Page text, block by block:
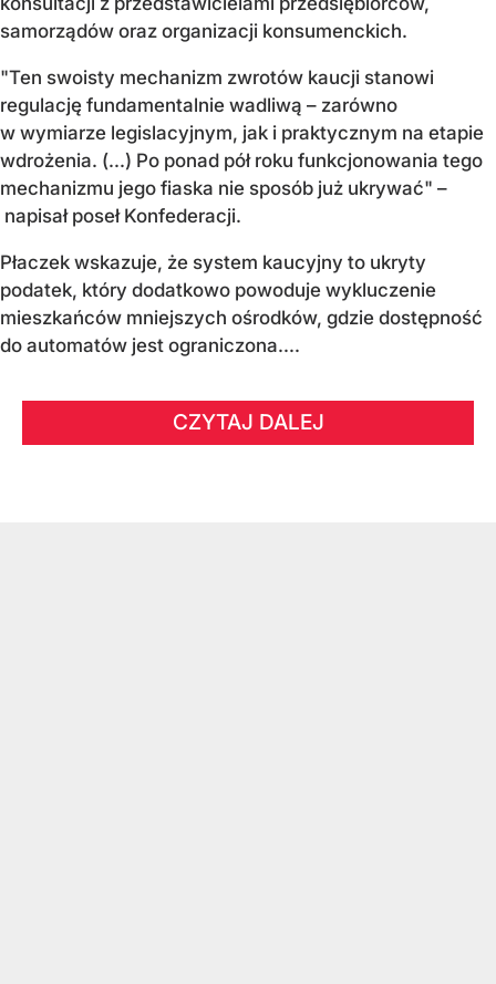
samorządów oraz organizacji konsumenckich.
"Ten swoisty mechanizm zwrotów kaucji stanowi
regulację fundamentalnie wadliwą – zarówno
w wymiarze legislacyjnym, jak i praktycznym na etapie
wdrożenia. (...) Po ponad pół roku funkcjonowania tego
mechanizmu jego fiaska nie sposób już ukrywać" –
napisał poseł Konfederacji.
Płaczek wskazuje, że system kaucyjny to ukryty
podatek, który dodatkowo powoduje wykluczenie
mieszkańców mniejszych ośrodków, gdzie dostępność
do automatów jest ograniczona....
CZYTAJ DALEJ